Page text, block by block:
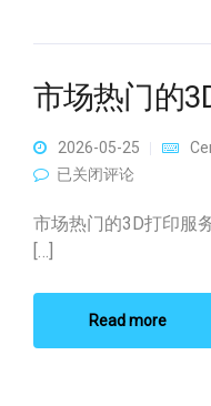
市场热门的
2026-05-25
市场热门的3D打印服务
已关闭评论
市场热门的3D打印服
[…]
Read more